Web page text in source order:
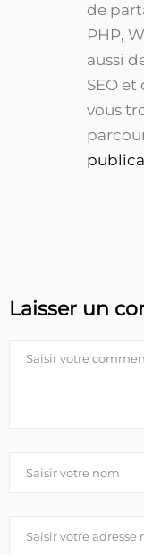
de
PHP,
aussi
SEO
vous
Laisser un